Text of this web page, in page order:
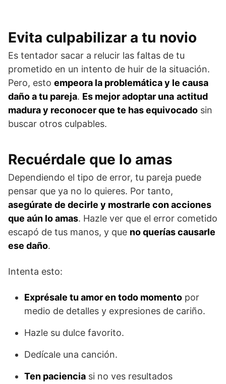
Evita culpabilizar a tu novio
Es tentador sacar a relucir las faltas de tu
prometido en un intento de huir de la situación.
Pero, esto empeora la problemática y le causa
daño a tu pareja. Es mejor adoptar una actitud
madura y reconocer que te has equivocado sin
buscar otros culpables.
Recuérdale que lo amas
Dependiendo el tipo de error, tu pareja puede
pensar que ya no lo quieres. Por tanto,
asegúrate de decirle y mostrarle con acciones
que aún lo amas. Hazle ver que el error cometido
escapó de tus manos, y que no querías causarle
ese daño.
Intenta esto:
Exprésale tu amor en todo momento por
medio de detalles y expresiones de cariño.
Hazle su dulce favorito.
Dedícale una canción.
Ten paciencia si no ves resultados